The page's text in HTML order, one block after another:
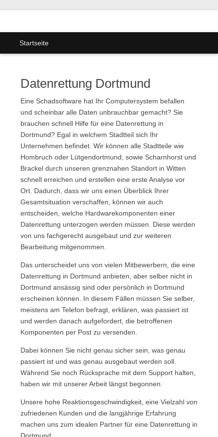
Startseite
Datenrettung Dortmund
Eine Schadsoftware hat Ihr Computersystem befallen
und scheinbar alle Daten unbrauchbar gemacht? Sie
brauchen schnell Hilfe für eine Datenrettung in
Dortmund? Egal in welchem Stadtteil sich Ihr
Unternehmen befindet. Wir können alle Stadtteile wie
Hombruch oder Lütgendortmund, sowie Scharnhorst und
Brackel durch unseren grenznahen Standort in Witten
schnell erreichen und erstellen eine erste Analyse vor
Ort. Dadurch, dass wir uns einen Überblick Ihrer
Gesamtsituation verschaffen, können wir auch
entscheiden, welche Hardwarekomponenten einer
Datenrettung unterzogen werden müssen. Diese werden
von uns fachgerecht ausgebaut und zur weiteren
Bearbeitung mitgenommen.
Das unterscheidet uns von vielen Mitbewerbern, die eine
Datenrettung in Dortmund anbieten, aber selber nicht in
Dortmund ansässig sind oder persönlich in Dortmund
erscheinen können. In diesem Fällen müssen Sie selber,
meistens am Telefon befragt, erklären, was passiert ist
und werden danach aufgefordert, die betroffenen
Komponenten per Post zu versenden.
Dabei können Sie nicht genau sicher sein, was genau
passiert ist und was genau ausgebaut werden soll.
Während Sie noch Rücksprache mit dem Support halten,
haben wir mit unserer Arbeit längst begonnen.
Unsere hohe Reaktionsgeschwindigkeit, eine Vielzahl von
zufriedenen Kunden und die langjährige Erfahrung
machen uns zum idealen Partner für eine Datenrettung in